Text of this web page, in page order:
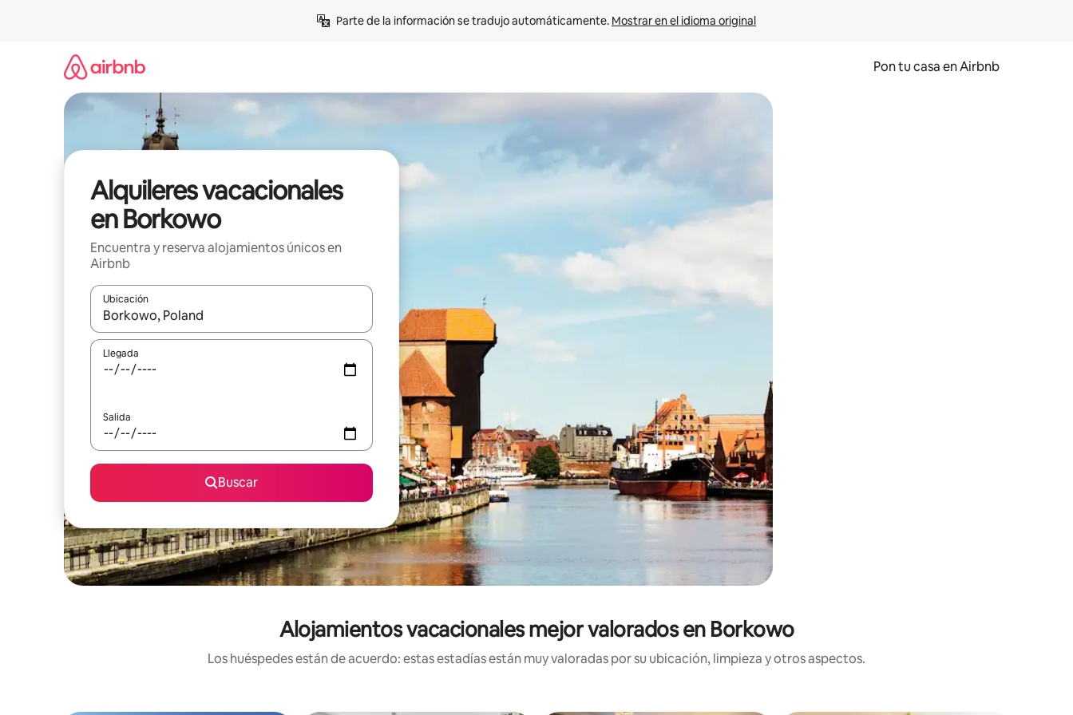
Parte de la información se tradujo automáticamente. Mostrar en el idioma original
Pon tu casa en Airbnb
Alquileres vacacionales
en Borkowo
Encuentra y reserva alojamientos únicos en
Airbnb
Ubicación
Cuando los resultados estén disponibles, navega con las teclas de flecha hacia arriba y hacia abajo o explora con el tacto o desliza el dedo.
Llegada
Salida
Buscar
Alojamientos vacacionales mejor valorados en Borkowo
Los huéspedes están de acuerdo: estas estadías están muy valoradas por su ubicación, limpieza y otros aspectos.